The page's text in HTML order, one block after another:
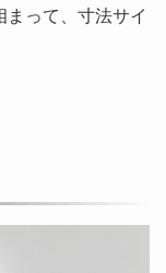
って、寸法サイ